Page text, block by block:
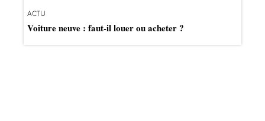
ACTU
Voiture neuve : faut-il louer ou acheter ?